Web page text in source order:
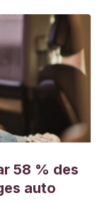
58 % des
auto